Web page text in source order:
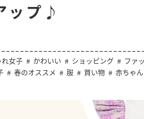
ップ♪
れ女子 かわいい ショッピング ファ
春のオススメ 服 買い物 赤ちゃん